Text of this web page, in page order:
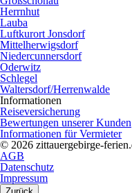
Herrnhut
Lauba
Luftkurort Jonsdorf
Mittelherwigsdorf
Niedercunnersdorf
Oderwitz
Schlegel
Waltersdorf/Herrenwalde
Informationen
Reiseversicherung
Bewertungen unserer Kunden
Informationen für Vermieter
© 2026 zittauergebirge-
AGB
Datenschutz
Impressum